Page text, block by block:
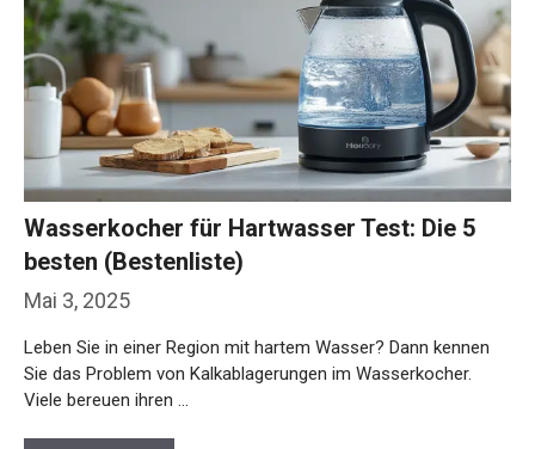
Mai 3, 2025
Wasserkocher für Hartwasser Test: Die 5
besten (Bestenliste)
Leben Sie in einer Region mit hartem Wasser? Dann kennen
Sie das Problem von Kalkablagerungen im Wasserkocher.
Viele bereuen ihren …